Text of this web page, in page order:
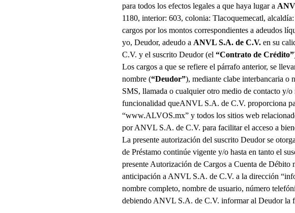
para todos los efectos legales a que haya lugar a
1180, interior: 603, colonia: Tlacoquemecatl,
cargos por los montos correspondientes a adeudos
yo, Deudor, adeudo a ANVL S.A. de C.V. en su
C.V. y el suscrito Deudor (el “Contrato de Crédito”
Los cargos a que se refiere el párrafo anterior, se
nombre (“Deudor”), mediante clabe interbancaria o
SMS, llamada o cualquier otro medio de contacto y/o
funcionalidad queANVL S.A. de C.V. proporciona
“www.ALVOS.mx” y todos los sitios web
porANVL S.A. de C.V. para facilitar el acceso a
La presente autorización del suscrito Deudor se
de Préstamo continúe vigente y/o hasta en tanto el
presente Autorización de Cargos a Cuenta de
anticipación a ANVL S.A. de C.V. a la dirección
nombre completo, nombre de usuario, número
debiendo ANVL S.A. de C.V. informar al Deudor la